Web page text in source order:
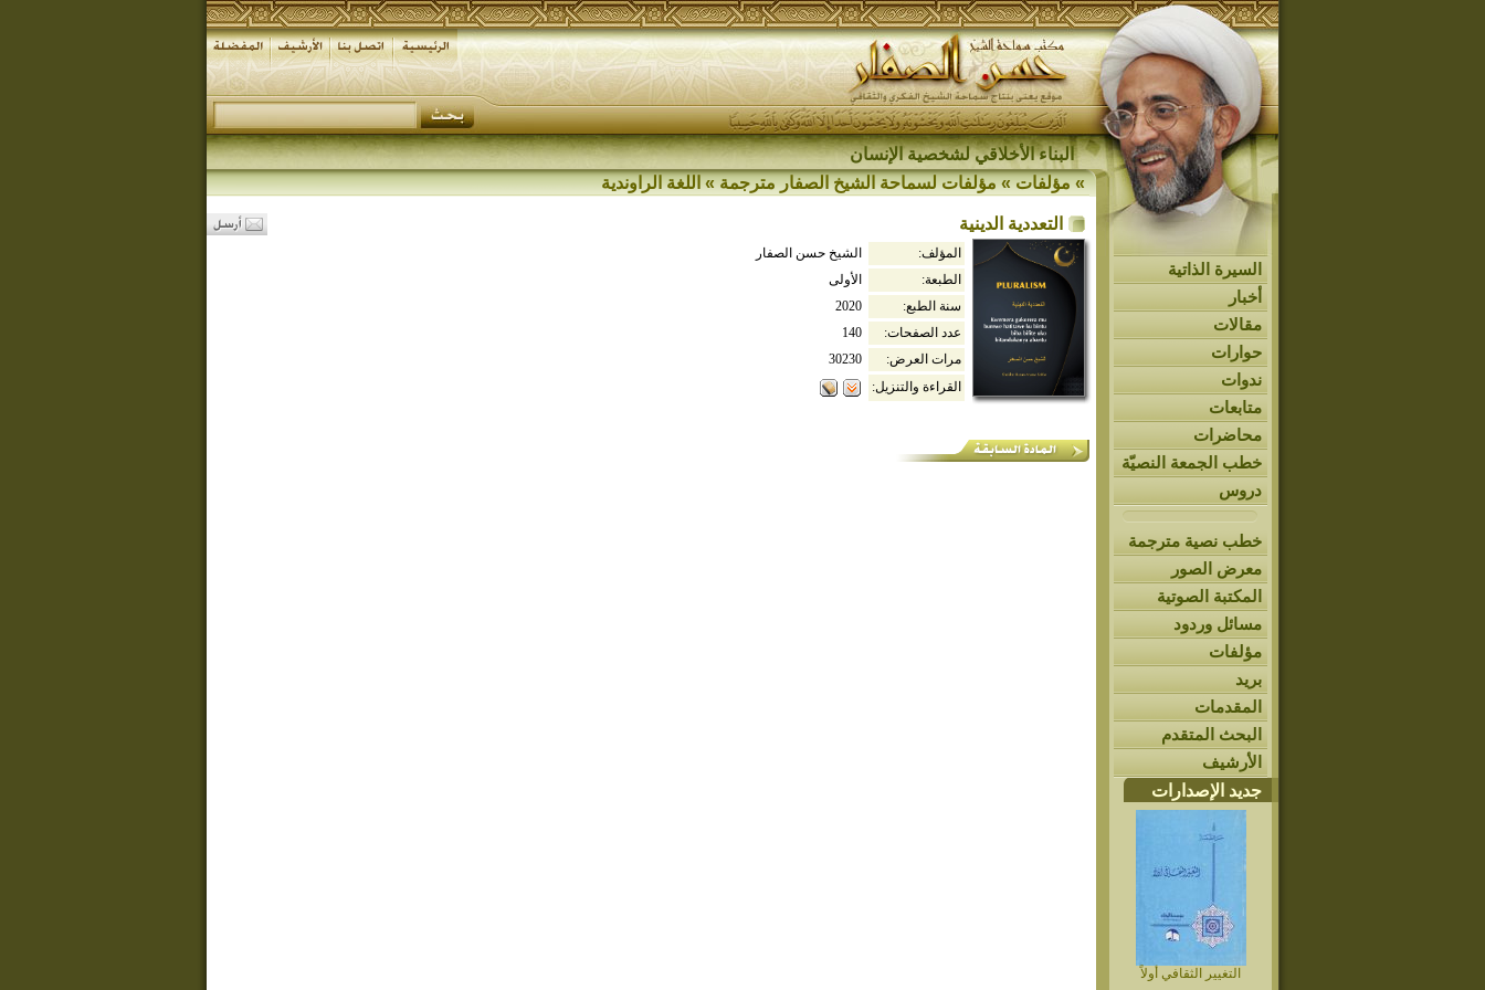
البناء الأخلاقي لشخصية الإنسان
السيرة الذاتية
أخبار
مقالات
حوارات
ندوات
متابعات
محاضرات
خطب الجمعة النصيّة
دروس
خطب نصية مترجمة
معرض الصور
المكتبة الصوتية
مسائل وردود
مؤلفات
بريد
المقدمات
البحث المتقدم
الأرشيف
جديد الإصدارات
التغيير الثقافي أولاً
»مؤلفات»مؤلفات لسماحة الشيخ الصفار مترجمة»اللغة الراوندية
التعددية الدينية
المؤلف:
الشيخ حسن الصفار
الطبعة:
الأولى
سنة الطبع:
2020
عدد الصفحات:
140
مرات العرض:
30230
القراءة والتنزيل: